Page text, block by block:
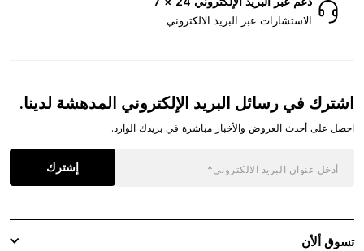
الاستشارات عبر البريد الالكتروني
اشترك في رسائل البريد الإلكتروني المدهشة لدينا.
احصل على أحدث العروض والأخبار مباشرة في بريدك الوارد.
إشترك
تسوق ألأن